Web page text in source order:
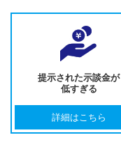
提示された示談金が
低すぎる
詳細はこちら